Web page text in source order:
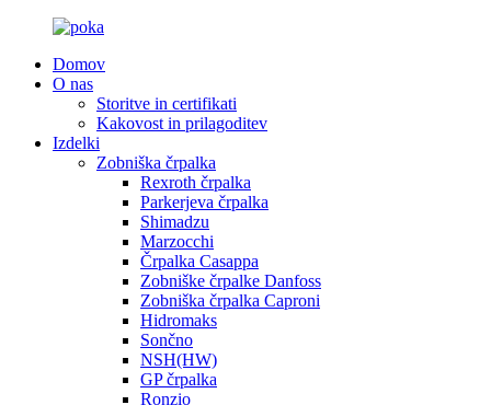
Domov
O nas
Storitve in certifikati
Kakovost in prilagoditev
Izdelki
Zobniška črpalka
Rexroth črpalka
Parkerjeva črpalka
Shimadzu
Marzocchi
Črpalka Casappa
Zobniške črpalke Danfoss
Zobniška črpalka Caproni
Hidromaks
Sončno
NSH(HW)
GP črpalka
Ronzio